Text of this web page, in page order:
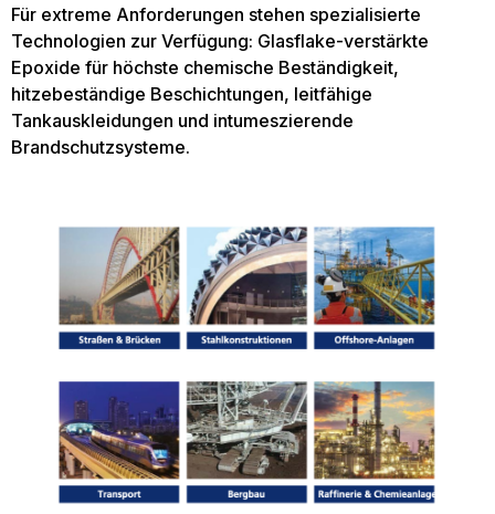
Für extreme Anforderungen stehen spezialisierte
Technologien zur Verfügung: Glasflake-verstärkte
Epoxide für höchste chemische Beständigkeit,
hitzebeständige Beschichtungen, leitfähige
Tankauskleidungen und intumeszierende
Brandschutzsysteme.